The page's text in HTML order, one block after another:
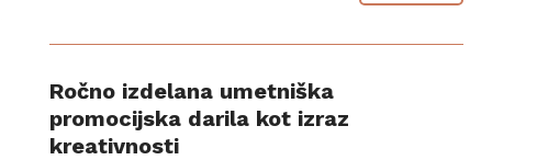
Ročno izdelana umetniška
promocijska darila kot izraz
kreativnosti